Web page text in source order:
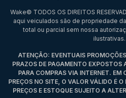
Wake© TODOS OS DIREITOS
aqui veiculados são de propriedade
total ou parcial sem nossa
ilustrativas.
ATENÇÃO: EVENTUAIS
PRAZOS DE PAGAMENTO EXPOSTOS
PARA COMPRAS VIA INTERNET. EM
PREÇOS NO SITE, O VALOR VÁLIDO É
PREÇOS E ESTOQUE SUJEITO A